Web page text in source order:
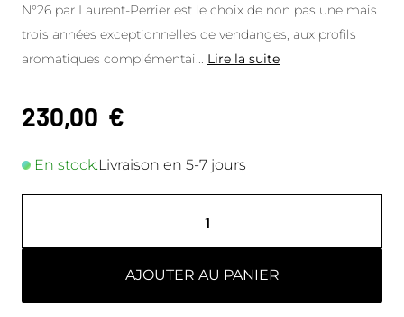
N°26 par Laurent-Perrier est le choix de non pas une mais
trois années exceptionnelles de vendanges, aux profils
aromatiques complémentai
Lire la suite
230,00 €
En stock.Livraison en 5-7 jours
AJOUTER AU PANIER